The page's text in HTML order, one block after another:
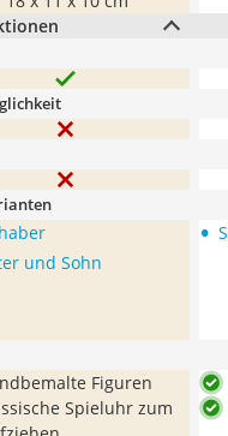
und Sohn
•
Figuren
Spieluhr zum